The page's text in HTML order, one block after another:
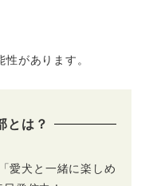
があります。
とは？
愛犬と一緒に楽しめ